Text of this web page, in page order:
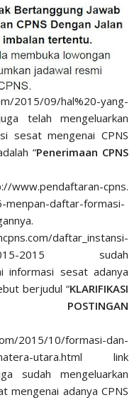
2015/09/hal%20-yang-
telah mengeluarkan
sesat mengenai CPNS
“Penerimaan CPNS
cpns.
daftar-formasi-
daftar_instansi-
2015-2015 sudah
informasi sesat adanya
berjudul “KLARIFIKASI
POSTINGAN
2015/10/formasi-dan-
utara.html link
sudah mengeluarkan
mengenai adanya CPNS